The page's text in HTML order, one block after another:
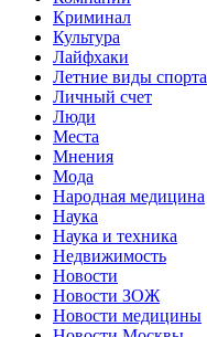
Криминал
Культура
Лайфхаки
Летние виды спорта
Личный счет
Люди
Места
Мнения
Мода
Народная медицина
Наука
Наука и техника
Недвижимость
Новости
Новости ЗОЖ
Новости медицины